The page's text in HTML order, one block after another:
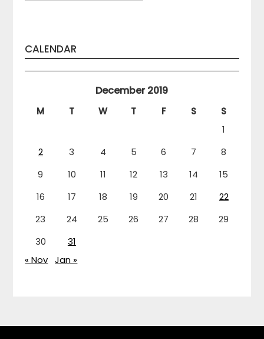
CALENDAR
December 2019
M T W T F S
S
1
2
3 4 5 6 7
8
9
10 11 12 13 14
15
16
17 18 19 20 21
22
23
24 25 26 27 28
29
30
31
« Nov Jan »